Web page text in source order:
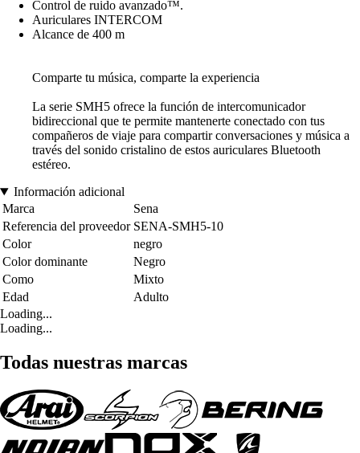
Control de ruido avanzado™.
Auriculares INTERCOM
Alcance de 400 m
Comparte tu música, comparte la experiencia
La serie SMH5 ofrece la función de intercomunicador
bidireccional que te permite mantenerte conectado con tus
compañeros de viaje para compartir conversaciones y música a
través del sonido cristalino de estos auriculares Bluetooth
estéreo.
Información adicional
Marca
Sena
Referencia del proveedor SENA-SMH5-10
Color
negro
Color dominante
Negro
Como
Mixto
Edad
Adulto
Loading...
Loading...
Todas nuestras marcas